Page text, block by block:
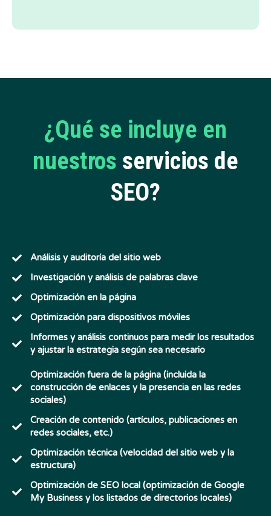
¿Qué se incluye en
nuestros servicios de
SEO?
Análisis y auditoría del sitio web
Investigación y análisis de palabras clave
Optimización en la página
Optimización para dispositivos móviles
Informes y análisis continuos para medir los resultados
y ajustar la estrategia según sea necesario
Optimización fuera de la página (incluida la
construcción de enlaces y la presencia en las redes
sociales)
Creación de contenido (artículos, publicaciones en
redes sociales, etc.)
Optimización técnica (velocidad del sitio web y la
estructura)
Optimización de SEO local (optimización de Google
My Business y los listados de directorios locales)